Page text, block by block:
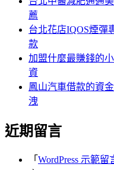
薦
台北花店IQOS煙彈
款
加盟什麼最賺錢的
資
鳳山汽車借款的資
洩
近期留言
「 WordPress 示範留